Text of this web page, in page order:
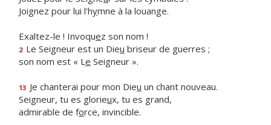
Joignez pour lui l'hymne à la louange.
Exaltez-le ! Invoquez son nom !
2 Le Seigneur est un Dieu briseur de guerres ;
son nom est « Le Seigneur ».
13 Je chanterai pour mon Dieu un chant nouveau.
Seigneur, tu es glorieux, tu es grand,
admirable de force, invincible.